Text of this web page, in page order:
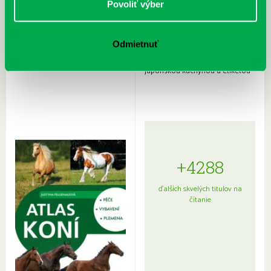
Povoliť výber
Odmietnuť
Rudź, Przemyslaw: Atlas hviezd:
Hardy, Paula: Japonsko na tanieri:
japonskou kuchyňou a etiketou
+4288
ďalších skvelých titulov na
čítanie